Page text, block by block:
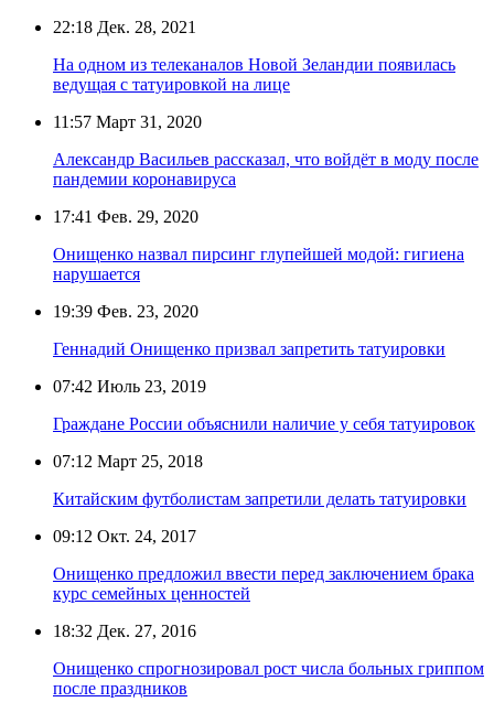
22:18 Дек. 28, 2021
На одном из телеканалов Новой Зеландии появилась
ведущая с татуировкой на лице
11:57 Март 31, 2020
Александр Васильев рассказал, что войдёт в моду после
пандемии коронавируса
17:41 Фев. 29, 2020
Онищенко назвал пирсинг глупейшей модой: гигиена
нарушается
19:39 Фев. 23, 2020
Геннадий Онищенко призвал запретить татуировки
07:42 Июль 23, 2019
Граждане России объяснили наличие у себя татуировок
07:12 Март 25, 2018
Китайским футболистам запретили делать татуировки
09:12 Окт. 24, 2017
Онищенко предложил ввести перед заключением брака
курс семейных ценностей
18:32 Дек. 27, 2016
Онищенко спрогнозировал рост числа больных гриппом
после праздников